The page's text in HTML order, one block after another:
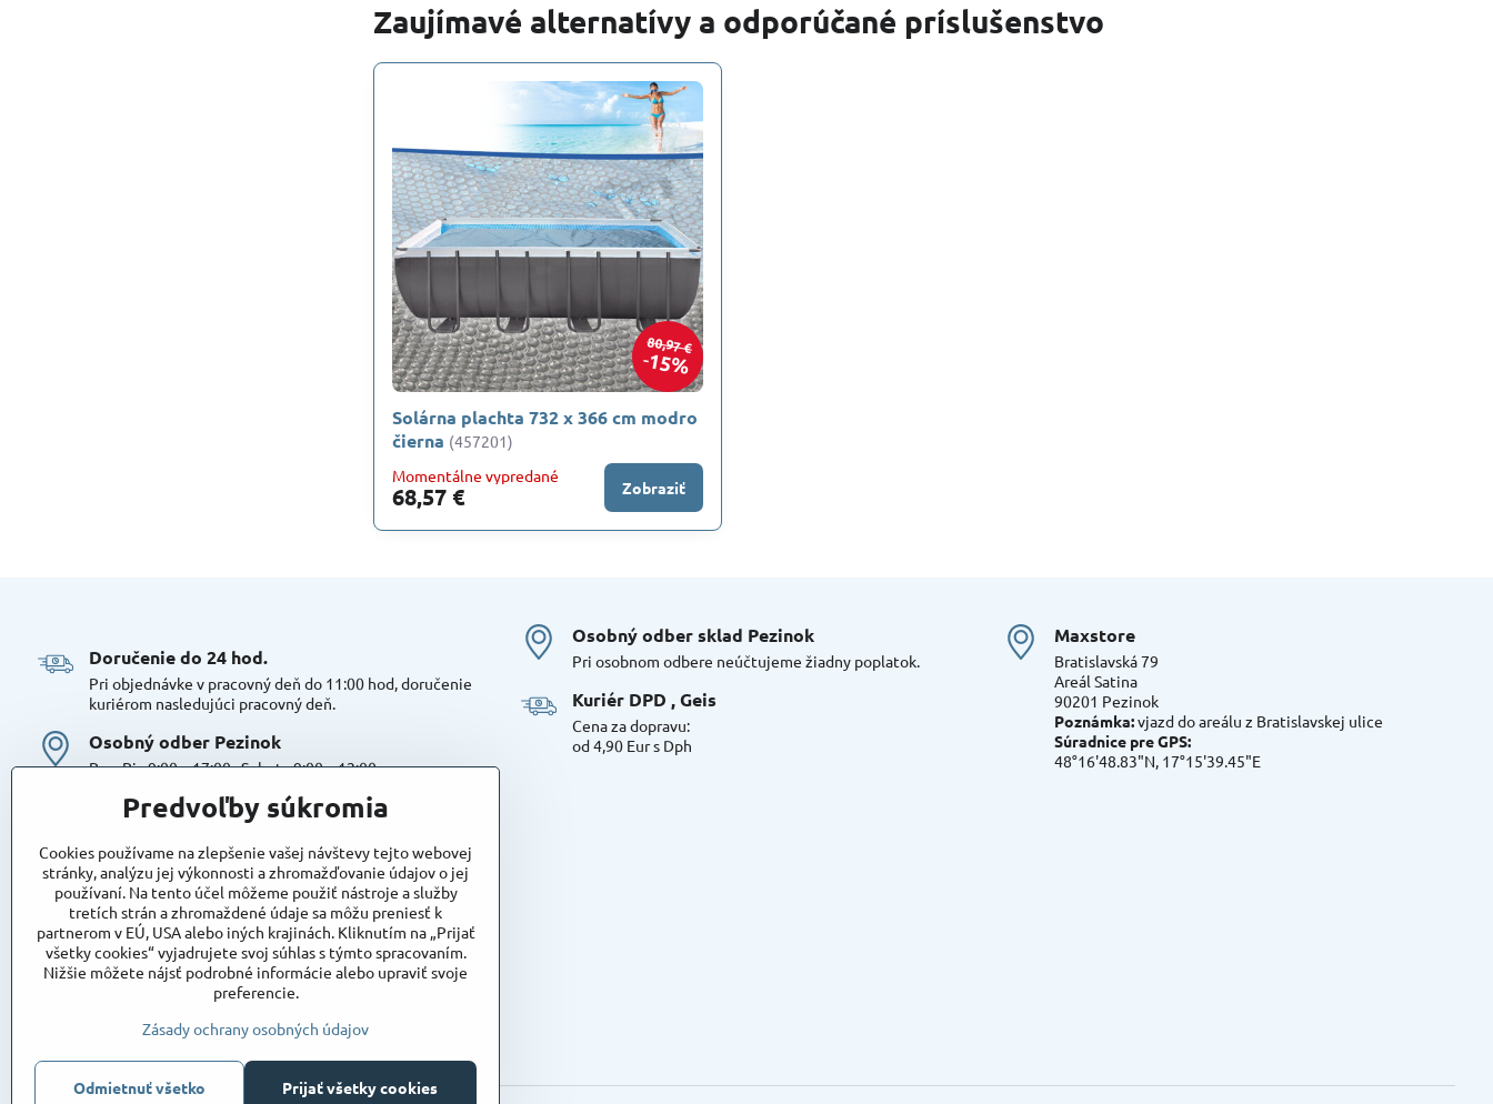
Zaujímavé alternatívy a odporúčané príslušenstvo
80,97 €
15%
Solárna plachta 732 x 366 cm modro
čierna (457201)
Momentálne vypredané
68,57 € Zobraziť
Doručenie do 24 hod​.
Pri objednávke v pracovný deň do 11:00 hod, doručenie
kuriérom nasledujúci pracovný deň.
Osobný odber Pezinok
Po – Pia 9:00 – 17:00 , Sobota 9:00 – 12:00
bezplatné parkovanie, možnosť doplniť objednávku alebo
dokúpiť tovar na mieste. Odborné poradenstvo
Tovar na sklade:
Dostupnosť:Skladom
Takto označený tovar máme skutočne na sklade
pripravený k osobnému odberu, alebo na odoslanie!
Objednávky
Stav objednávky
Osobný odber sklad Pezinok
Pri osobnom odbere neúčtujeme žiadny poplatok.
Kuriér DPD , Geis
Cena za dopravu:
od 4,90 Eur s Dph
Maxstore
Bratislavská 79
Areál Satina
90201 Pezinok
Poznámka:vjazd do areálu z Bratislavskej ulice
Súradnice pre GPS:
48°16'48.83"N, 17°15'39.45"E
Predvoľby súkromia
Cookies používame na zlepšenie vašej návštevy tejto webovej
stránky, analýzu jej výkonnosti a zhromažďovanie údajov o jej
používaní. Na tento účel môžeme použiť nástroje a služby
tretích strán a zhromaždené údaje sa môžu preniesť k
partnerom v EÚ, USA alebo iných krajinách. Kliknutím na „Prijať
všetky cookies“ vyjadrujete svoj súhlas s týmto spracovaním.
Nižšie môžete nájsť podrobné informácie alebo upraviť svoje
preferencie.
Zásady ochrany osobných údajov
Prijať všetky cookies
Odmietnuť všetko